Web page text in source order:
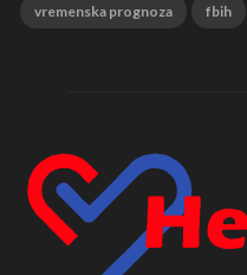
vremenska prognoza fbih